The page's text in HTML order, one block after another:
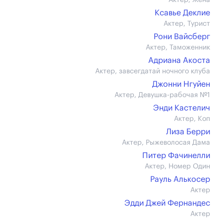
Ксавье Деклие
Актер, Турист
Рони Вайсберг
Актер, Таможенник
Адриана Акоста
Актер, завсегдатай ночного клуба
Джонни Нгуйен
Актер, Девушка-рабочая №1
Энди Кастелич
Актер, Коп
Лиза Берри
Актер, Рыжеволосая Дама
Питер Фачинелли
Актер, Номер Один
Рауль Алькосер
Актер
Эдди Джей Фернандес
Актер